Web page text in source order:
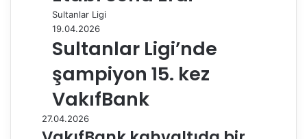
Sultanlar Ligi
19.04.2026
Sultanlar Ligi’nde
şampiyon 15. kez
VakıfBank
27.04.2026